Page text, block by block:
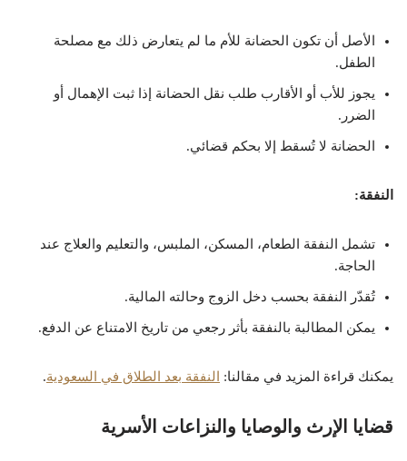
الأصل أن تكون الحضانة للأم ما لم يتعارض ذلك مع مصلحة
الطفل.
يجوز للأب أو الأقارب طلب نقل الحضانة إذا ثبت الإهمال أو
الضرر.
الحضانة لا تُسقط إلا بحكم قضائي.
النفقة:
تشمل النفقة الطعام، المسكن، الملبس، والتعليم والعلاج عند
الحاجة.
تُقدّر النفقة بحسب دخل الزوج وحالته المالية.
يمكن المطالبة بالنفقة بأثر رجعي من تاريخ الامتناع عن الدفع.
يمكنك قراءة المزيد في مقالنا: النفقة بعد الطلاق في السعودية.
قضايا الإرث والوصايا والنزاعات الأسرية